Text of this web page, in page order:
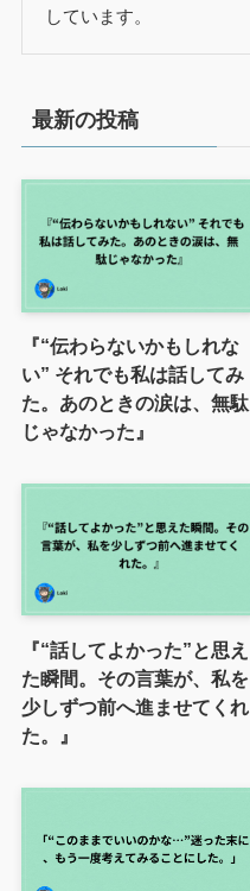
しています。
最新の投稿
『“伝わらないかもしれな
い” それでも私は話してみ
た。あのときの涙は、無駄
じゃなかった』
『“話してよかった”と思え
た瞬間。その言葉が、私を
少しずつ前へ進ませてくれ
た。』